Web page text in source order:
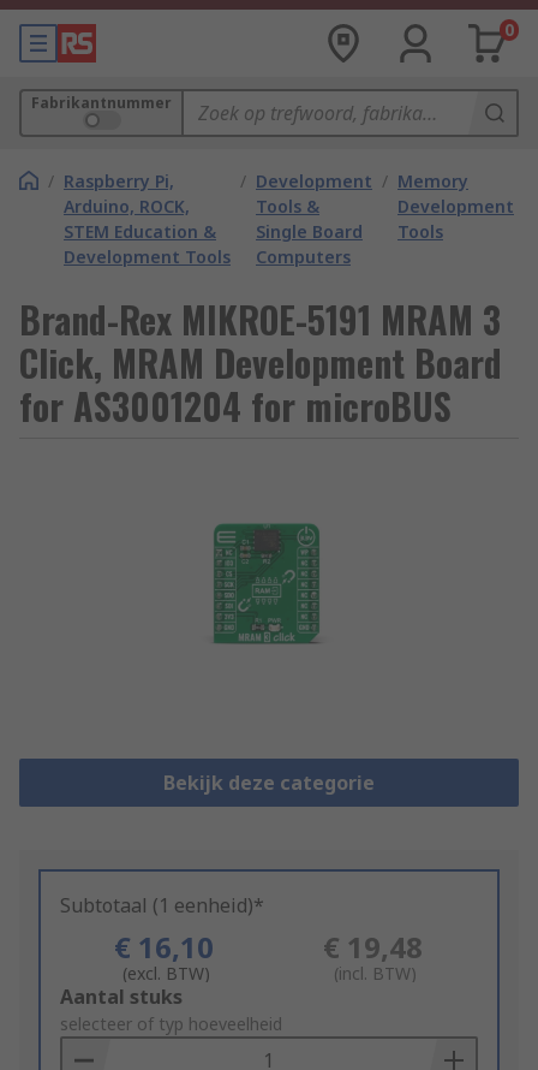
0
Fabrikantnummer
/ Raspberry Pi,
Arduino, ROCK,
STEM Education &
Development Tools
/ Development
Tools &
Single Board
Computers
/ Memory
Development
Tools
Brand-Rex MIKROE-5191 MRAM 3
Click, MRAM Development Board
for AS3001204 for microBUS
Bekijk deze categorie
Subtotaal (1 eenheid)*
€ 16,10
(excl. BTW)
€ 19,48
(incl. BTW)
Add
to
Basket
Aantal stuks
selecteer of typ hoeveelheid